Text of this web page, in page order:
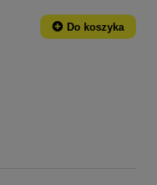
Do koszyka